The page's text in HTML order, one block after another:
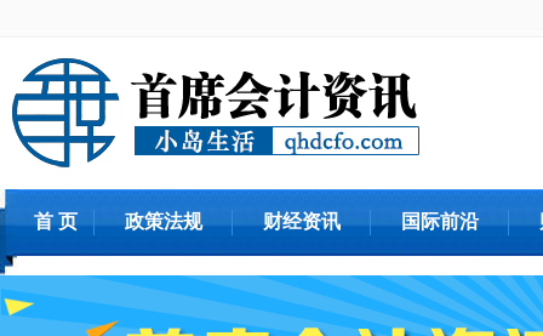
首 页 政策法规 财经资讯 国际前沿